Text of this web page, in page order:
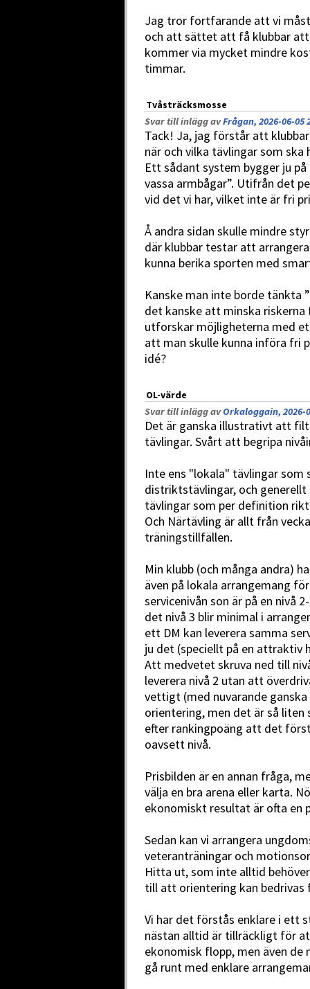
Jag tror fortfarande att vi
och att sättet att få klubbar
kommer via mycket mindre
timmar.
Tvåsträcksmosse
Svar till inlägg avFrågan, 2026-06-05
Tack! Ja, jag förstår att
när och vilka tävlingar som
Ett sådant system bygger ju
vassa armbågar”. Utifrån det
vid det vi har, vilket inte är fri
Å andra sidan skulle mindre
där klubbar testar att
kunna berika sporten med
Kanske man inte borde tänkta
det kanske att minska
utforskar möjligheterna med
att man skulle kunna införa fri
idé?
OL-värde
Svar till inlägg avOrkaloggain, 2026-
Det är ganska illustrativt att
tävlingar. Svårt att begripa
Inte ens "lokala" tävlingar
distriktstävlingar, och
tävlingar som per definition
Och Närtävling är allt från
träningstillfällen.
Min klubb (och många andra)
även på lokala arrangemang
servicenivån son är på en nivå
det nivå 3 blir minimal i
ett DM kan leverera samma
ju det (speciellt på en attraktiv
Att medvetet skruva ned till
leverera nivå 2 utan att
vettigt (med nuvarande
orientering, men det är så
efter rankingpoäng att det
oavsett nivå.
Prisbilden är en annan fråga,
välja en bra arena eller karta.
ekonomiskt resultat är ofta en
Sedan kan vi arrangera
veteranträningar och
Hitta ut, som inte alltid
till att orientering kan bedrivas
Vi har det förstås enklare i ett
nästan alltid är tillräckligt för
ekonomisk flopp, men även de
gå runt med enklare